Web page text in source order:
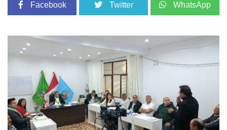
Facebook Twitter WhatsApp